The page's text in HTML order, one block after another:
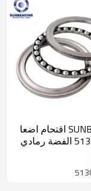
SUNBEARING اقتحام اضعا
الكرة 51308 الفضة رمادي